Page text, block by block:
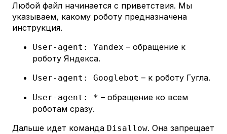
Любой файл начинается с приветствия. Мы
указываем, какому роботу предназначена
инструкция.
User-agent: Yandex – обращение к
роботу Яндекса.
User-agent: Googlebot – к роботу Гугла.
User-agent: * – обращение ко всем
роботам сразу.
Дальше идет команда Disallow. Она запрещает